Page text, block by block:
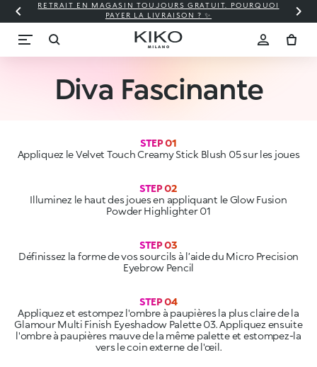
RETRAIT EN MAGASIN TOUJOURS GRATUIT. POURQUOI
PAYER LA LIVRAISON ? ✨
Diva Fascinante
STEP 01
Appliquez le Velvet Touch Creamy Stick Blush 05 sur les joues
Illuminez le haut des joues en appliquant le Glow Fusion
STEP 03
Définissez la forme de vos sourcils à l’aide du Micro Precision
STEP 04
Appliquez et estompez l'ombre à paupières la plus claire de la
Glamour Multi Finish Eyeshadow Palette 03. Appliquez ensuite
l'ombre à paupières mauve de la même palette et estompez-la
vers le coin externe de l'œil.